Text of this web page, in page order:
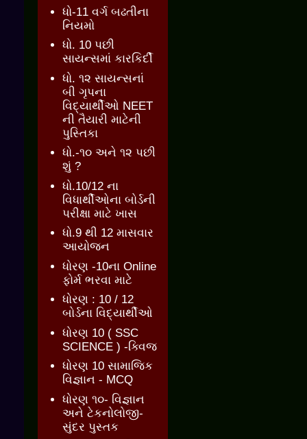
ધો-11 વર્ગ બઢતીના
નિયમો
ધો. 10 પછી
સાયન્સમાં કારકિર્દી
ધો. ૧૨ સાયન્સનાં
બી ગૃપના
વિદ્યાર્થીઓ NEET
ની તૈયારી માટેની
પુસ્તિકા
ધો.-૧૦ અને ૧૨ પછી
શું ?
ધો.10/12 ના
વિધાર્થીઓના બોર્ડની
પરીક્ષા માટે ખાસ
ધો.9 થી 12 માસવાર
આયોજન
ધોરણ -10ના Online
ફોર્મ ભરવા માટે
ધોરણ : 10 / 12
બોર્ડના વિદ્યાર્થીઓ
ધોરણ 10 ( SSC
SCIENCE ) -ક્વિજ
ધોરણ 10 સામાજિક
વિજ્ઞાન - MCQ
ધોરણ ૧૦- વિજ્ઞાન
અને ટેકનોલોજી-
સુંદર પુસ્તક